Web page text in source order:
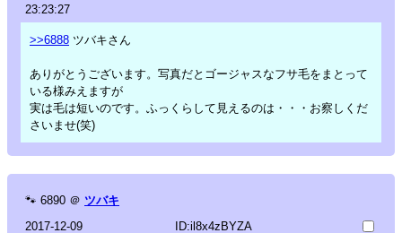
23:23:27
>>6888 ツバキさん
ありがとうございます。写真だとゴージャスなフサ毛をまとって
いる様みえますが
実は毛は短いのです。ふっくらして見えるのは・・・お察しくだ
さいませ(笑)
🐾 6890 ＠ ツバキ
2017-12-09
ID:il8x4zBYZA